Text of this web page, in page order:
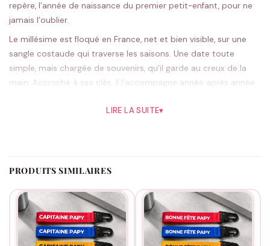
repère, l’année de naissance du premier petit-enfant, pour ne
jamais l’oublier.
Le millésime est floqué en France, net et bien visible, sur une
sangle costaude qui traverse les saisons. Une date toute
simple, mais chargée de souvenirs, qu’il garde au creux de la
main. Accroché à ses clés, il l’accompagne année après année.
l’ensemble ; cinq coloris en tout. Le flocage démarre dès
LIRE LA SUITE▾
PRODUITS SIMILAIRES